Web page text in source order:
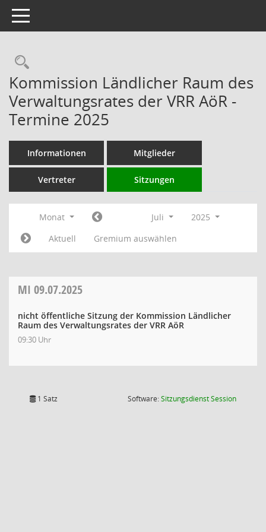
Toggle navigation
Rechercheauswahl
Kommission Ländlicher Raum des
Verwaltungsrates der VRR AöR -
Termine 2025
Informationen Mitglieder
Vertreter Sitzungen
Monat Juli
2025
Aktuell
Gremium auswählen
MI 09.07.2025
nicht öffentliche Sitzung der Kommission Ländlicher
Raum des Verwaltungsrates der VRR AöR
09:30 Uhr
1 Satz Software:SitzungsdienstSession(Wird in